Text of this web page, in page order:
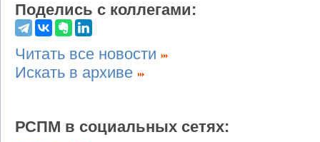
Поделись с коллегами:
Читать все новости
Искать в архиве
РСПМ в социальных сетях: